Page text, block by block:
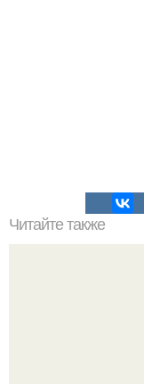
Читайте также